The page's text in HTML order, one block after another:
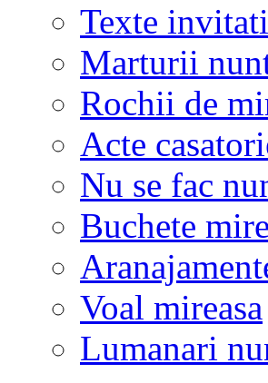
Texte
Marturii
Rochii de
Acte
Nu se fac
Buchete
Voal mireasa
Lumanari